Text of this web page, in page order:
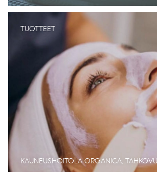
TUOTTEET
KAUNEUSHOITOLA ORGANICA,